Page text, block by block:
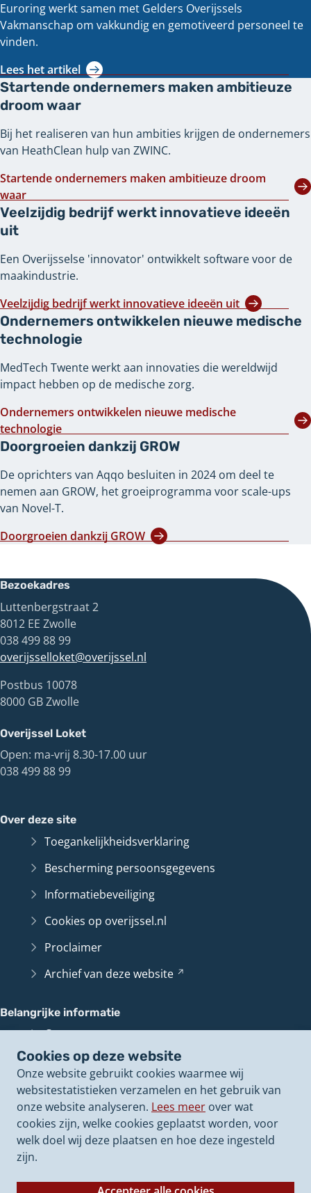
Cookies op deze website
Onze website gebruikt cookies waarmee wij
websitestatistieken verzamelen en het gebruik van
onze website analyseren. Lees meer over wat
cookies zijn, welke cookies geplaatst worden, voor
welk doel wij deze plaatsen en hoe deze ingesteld
zijn.
Euroring werkt samen met Gelders Overijssels
Vakmanschap om vakkundig en gemotiveerd personeel te
vinden.
Lees het artikel
Startende ondernemers maken ambitieuze
droom waar
Bij het realiseren van hun ambities krijgen de ondernemers
van HeathClean hulp van ZWINC.
Startende ondernemers maken ambitieuze droom
waar
Veelzijdig bedrijf werkt innovatieve ideeën
uit
Een Overijsselse 'innovator' ontwikkelt software voor de
maakindustrie.
Veelzijdig bedrijf werkt innovatieve ideeën uit
Ondernemers ontwikkelen nieuwe medische
technologie
MedTech Twente werkt aan innovaties die wereldwijd
impact hebben op de medische zorg.
Ondernemers ontwikkelen nieuwe medische
technologie
Doorgroeien dankzij GROW
De oprichters van Aqqo besluiten in 2024 om deel te
nemen aan GROW, het groeiprogramma voor scale-ups
van Novel-T.
Doorgroeien dankzij GROW
Bezoekadres
Luttenbergstraat 2
8012 EE Zwolle
038 499 88 99
overijsselloket@overijssel.nl
Postbus 10078
8000 GB Zwolle
Overijssel Loket
Open: ma-vrij 8.30-17.00 uur
038 499 88 99
Over deze site
Toegankelijkheidsverklaring
Bescherming persoonsgegevens
Informatiebeveiliging
Cookies op overijssel.nl
Proclaimer
Archief van dezewebsite
Belangrijke informatie
Contact en route
OverijsselLoket
(Verwijst
naar
een
andere
website)
Perswoordvoerders
Onze politiekebesluiten
(Verwijst
naar
een
website)
Onzevacatures
(Verwijst
andere